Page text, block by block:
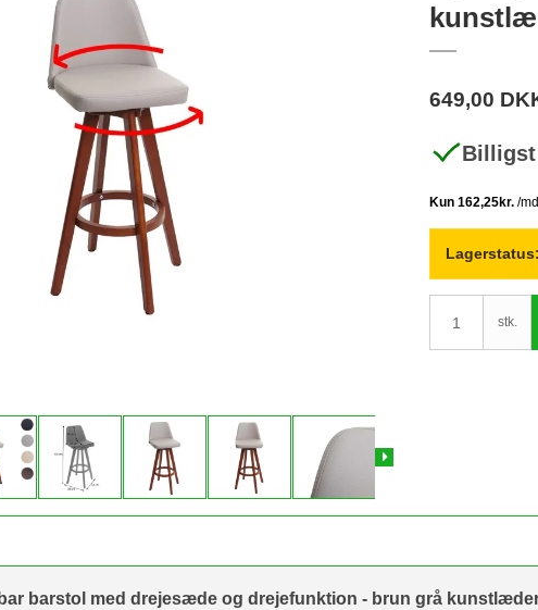
649,00
Lagerstatus:
stk.
barstol med drejesæde og drejefunktion - brun grå